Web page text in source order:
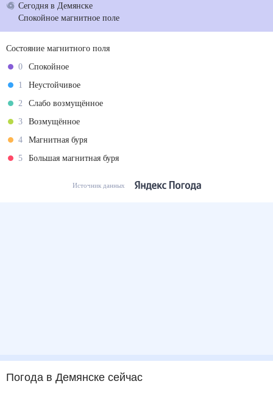
Сегодняв Демянске
Спокойное магнитное поле
Состояние магнитного поля
0
Спокойное
1
Неустойчивое
2
Слабо возмущённое
3
Возмущённое
4
Магнитная буря
5
Большая магнитная буря
Источник данных
Погода в Демянскесейчас